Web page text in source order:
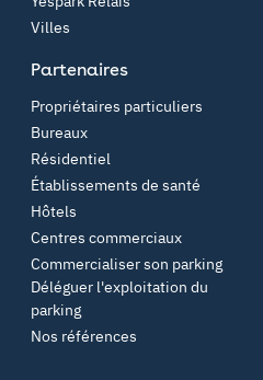
Villes
Partenaires
Propriétaires particuliers
Bureaux
Résidentiel
Établissements de santé
Hôtels
Centres commerciaux
Commercialiser son parking
Déléguer l'exploitation du
parking
Nos références